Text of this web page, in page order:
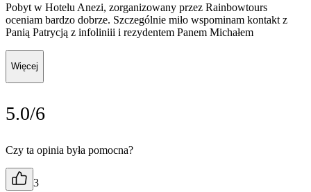
Pobyt w Hotelu Anezi, zorganizowany przez Rainbowtours
oceniam bardzo dobrze. Szczególnie miło wspominam kontakt z
Panią Patrycją z infoliniii i rezydentem Panem Michałem
Więcej
5.0/6
Czy ta opinia była pomocna?
3